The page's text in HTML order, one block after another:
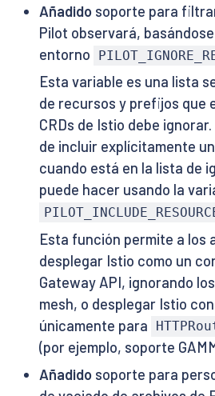
Añadidosoporte para
Pilot observará,
entorno
Esta variable es una lista
de recursos y prefijos que
CRDs de Istio debe
de incluir explícitamente
cuando está en la lista de
puede hacer usando la
Esta función permite a los
desplegar Istio como un
Gateway API, ignorando
mesh, o desplegar Istio
únicamente para
(por ejemplo, soporte
Añadidosoporte para